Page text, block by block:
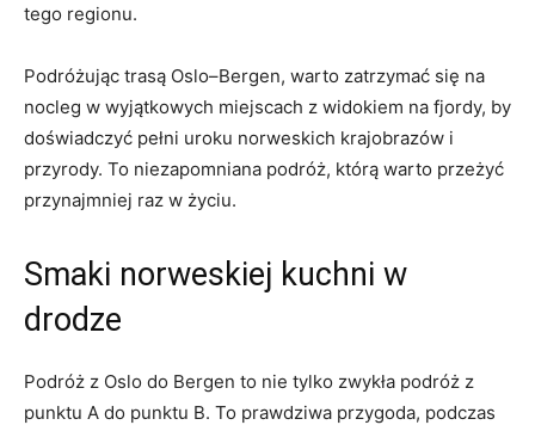
⁢tego regionu.
Podróżując trasą Oslo–Bergen, warto‌ zatrzymać się‍ na
nocleg w⁣ wyjątkowych ‌miejscach z widokiem na ‍fjordy, by
doświadczyć pełni uroku⁣ norweskich krajobrazów i⁢
przyrody. To niezapomniana podróż, ‌którą ‍warto przeżyć
⁢przynajmniej raz⁣ w życiu.
Smaki norweskiej ⁣kuchni w
drodze
Podróż z Oslo ⁣do Bergen to nie ⁤tylko ⁤zwykła podróż z
punktu A do punktu B. To prawdziwa przygoda, ⁣podczas